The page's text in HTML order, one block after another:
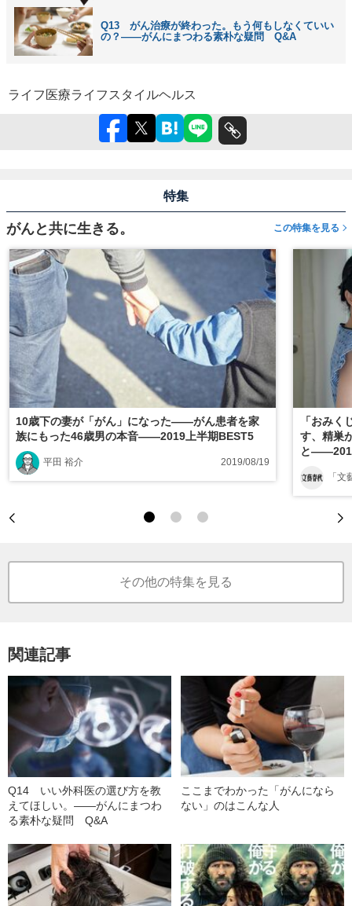
Q13 がん治療が終わった。もう何もしなくていい
の？――がんにまつわる素朴な疑問 Q&A
ライフ 医療ライフスタイルヘルス
特集
がんと共に生きる。 この特集を見る
10歳下の妻が「がん」になった――がん患者を家
族にもった46歳男の本音――2019上半期BEST5
平田 裕介 2019/08/19
「おみ
す、精巣
と
「
その他の特集を見る
関連記事
Q14 いい外科医の選び方を教
えてほしい。――がんにまつわ
る素朴な疑問 Q&A
ここまでわかった「がんになら
ない」のはこんな人